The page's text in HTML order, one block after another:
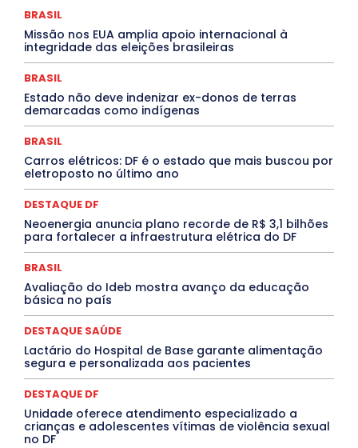
DESTAQUES OUTROS
ELEIÇÕES
EMPREGO E OPORTUNIDADES
Especial
Espírito Santo ESPORTE
EVENTOS
EXPOSIÇÃO Featured
Febre Amarela
INTELIGÊNCIA ARTIFICIAL
INTERNACIONAL
Jogos Online
JUDICIÁRIO
Mato Grosso
MEIO AMBIENTE
Paraíba
Paraná Pernambuco Piauí
POLÍTICA
PROCESSO SELETIVO
QUALIFICAÇÃO PROFISSIONAL
RESIDÊNCIA
Santa Catarina
São Paulo SARAMPO
SAÚDE
Saúde Agora
SEGURANÇA
Soltando o Verbo
TÁ FROID?
TEATRO TECNOLOGIA
TIC TAC
Mais
BRASIL
Missão nos EUA amplia apoio internacional à
integridade das eleições brasileiras
BRASIL
Estado não deve indenizar ex-donos de terras
demarcadas como indígenas
BRASIL
Carros elétricos: DF é o estado que mais buscou por
eletroposto no último ano
DESTAQUE DF
Neoenergia anuncia plano recorde de R$ 3,1 bilhões
para fortalecer a infraestrutura elétrica do DF
BRASIL
Avaliação do Ideb mostra avanço da educação
básica no país
DESTAQUE SAÚDE
Lactário do Hospital de Base garante alimentação
segura e personalizada aos pacientes
DESTAQUE DF
Unidade oferece atendimento especializado a
crianças e adolescentes vítimas de violência sexual
no DF